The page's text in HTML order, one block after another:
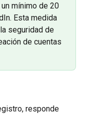
mínimo de 20
Esta medida
seguridad de
de cuentas
responde